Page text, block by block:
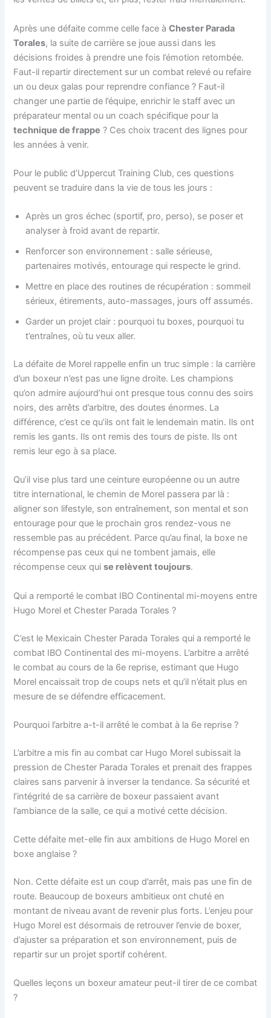
Après une défaite comme celle face àChester Parada
Torales, la suite de carrière se joue aussi dans les
décisions froides à prendre une fois l’émotion retombée.
Faut-il repartir directement sur un combat relevé ou refaire
un ou deux galas pour reprendre confiance ? Faut-il
changer une partie de l’équipe, enrichir le staff avec un
préparateur mental ou un coach spécifique pour la
technique de frappe ? Ces choix tracent des lignes pour
les années à venir.
Pour le public d’Uppercut Training Club, ces questions
peuvent se traduire dans la vie de tous les jours :
Après un gros échec (sportif, pro, perso), se poser et
analyser à froid avant de repartir.
Renforcer son environnement : salle sérieuse,
partenaires motivés, entourage qui respecte le grind.
Mettre en place des routines de récupération : sommeil
sérieux, étirements, auto-massages, jours off assumés.
Garder un projet clair : pourquoi tu boxes, pourquoi tu
t’entraînes, où tu veux aller.
La défaite de Morel rappelle enfin un truc simple : la carrière
d’un boxeur n’est pas une ligne droite. Les champions
qu’on admire aujourd’hui ont presque tous connu des soirs
noirs, des arrêts d’arbitre, des doutes énormes. La
différence, c’est ce qu’ils ont fait le lendemain matin. Ils ont
remis les gants. Ils ont remis des tours de piste. Ils ont
remis leur ego à sa place.
Qu’il vise plus tard une ceinture européenne ou un autre
titre international, le chemin de Morel passera par là :
aligner son lifestyle, son entraînement, son mental et son
entourage pour que le prochain gros rendez-vous ne
ressemble pas au précédent. Parce qu’au final, la boxe ne
récompense pas ceux qui ne tombent jamais, elle
récompense ceux quise relèvent toujours.
Qui a remporté le combat IBO Continental mi-moyens entre
Hugo Morel et Chester Parada Torales ?
C’est le Mexicain Chester Parada Torales qui a remporté le
combat IBO Continental des mi-moyens. L’arbitre a arrêté
le combat au cours de la 6e reprise, estimant que Hugo
Morel encaissait trop de coups nets et qu’il n’était plus en
mesure de se défendre efficacement.
Pourquoi l’arbitre a-t-il arrêté le combat à la 6e reprise ?
L’arbitre a mis fin au combat car Hugo Morel subissait la
pression de Chester Parada Torales et prenait des frappes
claires sans parvenir à inverser la tendance. Sa sécurité et
l’intégrité de sa carrière de boxeur passaient avant
l’ambiance de la salle, ce qui a motivé cette décision.
Cette défaite met-elle fin aux ambitions de Hugo Morel en
boxe anglaise ?
Non. Cette défaite est un coup d’arrêt, mais pas une fin de
route. Beaucoup de boxeurs ambitieux ont chuté en
montant de niveau avant de revenir plus forts. L’enjeu pour
Hugo Morel est désormais de retrouver l’envie de boxer,
d’ajuster sa préparation et son environnement, puis de
repartir sur un projet sportif cohérent.
Quelles leçons un boxeur amateur peut-il tirer de ce combat
?